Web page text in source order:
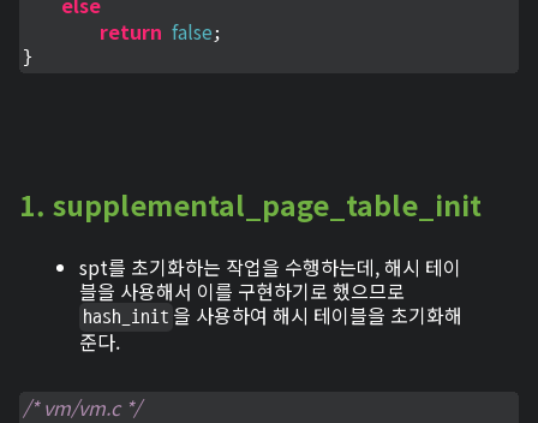
return false ;
}
1. supplemental_page_table_init
spt를 초기화하는 작업을 수행하는데, 해시 테이
블을 사용해서 이를 구현하기로 했으므로
hash_init 을 사용하여 해시 테이블을 초기화해
준다.
/* vm/vm.c */